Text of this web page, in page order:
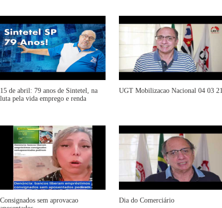
15 de abril: 79 anos de Sintetel, na
luta pela vida emprego e renda
UGT Mobilizacao Nacional 04 03
Consignados sem aprovacao
Dia do Comerciário